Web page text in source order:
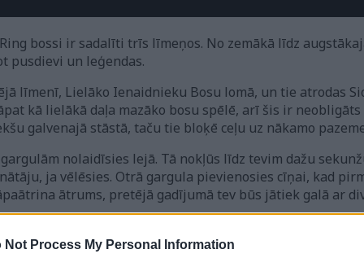
Not Process My Personal Information
bossi ir sadalīti trīs līmeņos. No zemākā līdz
pusdievi un leģendas.
līmenī, Lielāko Ienaidnieku Bosu lomā, un tie atrodas
kā lielākā daļa mazāko bosu spēlē, arī šis ir
galvenajā stāstā, taču tie bloķē ceļu uz nākamo
nolaidīsies lejā. Tā nokļūs līdz tevim dažu
ja vēlēsies. Otrā gargula pievienosies cīņai, kad
ātrums, pretējā gadījumā tev būs jātiek galā ar
Tām ir vairāki tālas iedarbības uzbrukumi, un